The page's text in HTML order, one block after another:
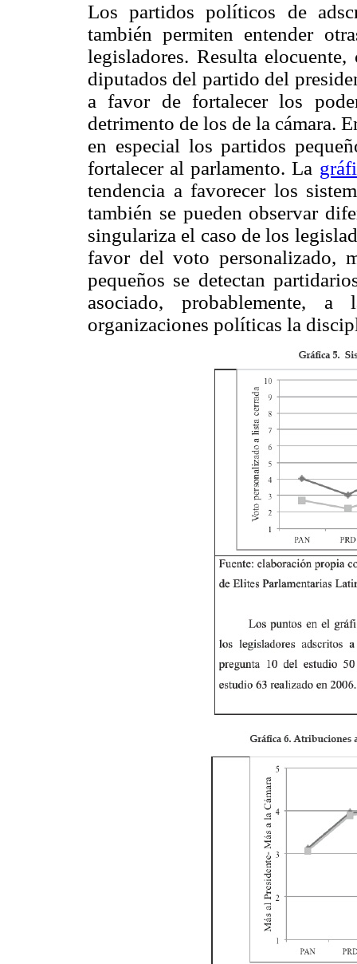
Los partidos políticos de
también permiten entender
legisladores. Resulta
diputados del partido del
a favor de fortalecer los
detrimento de los de la cámara.
en especial los partidos
fortalecer al parlamento. La
tendencia a favorecer los
también se pueden observar
singulariza el caso de los
favor del voto personalizado,
pequeños se detectan
asociado, probablemente,
organizaciones políticas la